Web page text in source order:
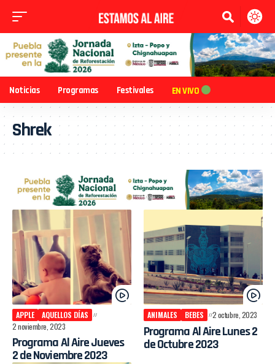
Noticias Programas Festivales EN VIVO
Shrek
APPLE
AQUELLOS DÍAS
2 noviembre, 2023
Programa Al Aire Jueves
2 de Noviembre 2023
ANIMALES BEBES 2 octubre, 2023
Programa Al Aire Lunes 2
de Octubre 2023